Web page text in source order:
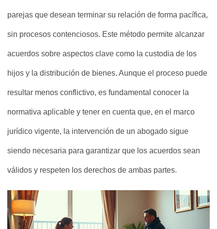
parejas que desean terminar su relación de forma pacífica,
sin procesos contenciosos. Este método permite alcanzar
acuerdos sobre aspectos clave como la custodia de los
hijos y la distribución de bienes. Aunque el proceso puede
resultar menos conflictivo, es fundamental conocer la
normativa aplicable y tener en cuenta que, en el marco
jurídico vigente, la intervención de un abogado sigue
siendo necesaria para garantizar que los acuerdos sean
válidos y respeten los derechos de ambas partes.